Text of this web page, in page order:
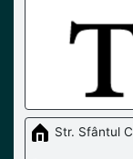
Str. Sfântul